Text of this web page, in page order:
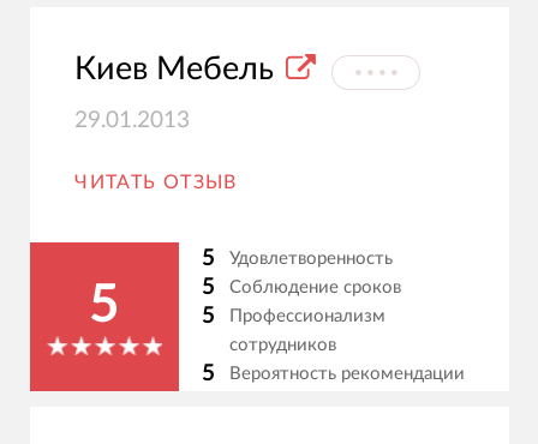
Киев Мебель ⦁⦁⦁⦁
29.01.2013
ЧИТАТЬ ОТЗЫВ
5
5 Удовлетворенность
5 Соблюдение сроков
5
Профессионализм
сотрудников
5 Вероятность рекомендации